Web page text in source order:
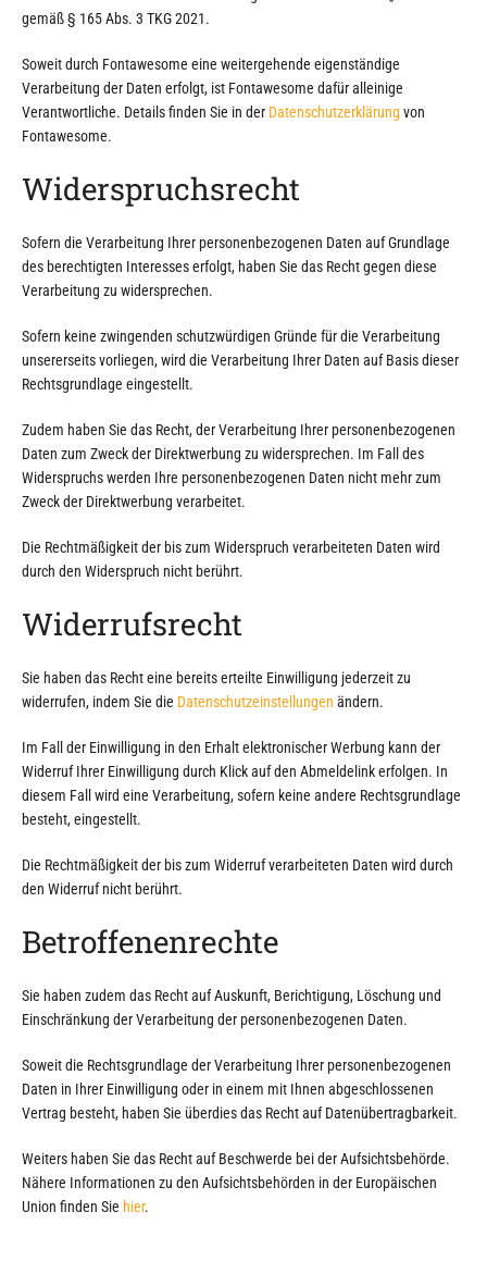
gemäß § 165 Abs. 3 TKG 2021.
Soweit durch Fontawesome eine weitergehende eigenständige
Verarbeitung der Daten erfolgt, ist Fontawesome dafür alleinige
Verantwortliche. Details finden Sie in der Datenschutzerklärung von
Fontawesome.
Widerspruchsrecht
Sofern die Verarbeitung Ihrer personenbezogenen Daten auf Grundlage
des berechtigten Interesses erfolgt, haben Sie das Recht gegen diese
Verarbeitung zu widersprechen.
Sofern keine zwingenden schutzwürdigen Gründe für die Verarbeitung
unsererseits vorliegen, wird die Verarbeitung Ihrer Daten auf Basis dieser
Rechtsgrundlage eingestellt.
Zudem haben Sie das Recht, der Verarbeitung Ihrer personenbezogenen
Daten zum Zweck der Direktwerbung zu widersprechen. Im Fall des
Widerspruchs werden Ihre personenbezogenen Daten nicht mehr zum
Zweck der Direktwerbung verarbeitet.
Die Rechtmäßigkeit der bis zum Widerspruch verarbeiteten Daten wird
durch den Widerspruch nicht berührt.
Widerrufsrecht
Sie haben das Recht eine bereits erteilte Einwilligung jederzeit zu
widerrufen, indem Sie die Datenschutzeinstellungen ändern.
Im Fall der Einwilligung in den Erhalt elektronischer Werbung kann der
Widerruf Ihrer Einwilligung durch Klick auf den Abmeldelink erfolgen. In
diesem Fall wird eine Verarbeitung, sofern keine andere Rechtsgrundlage
besteht, eingestellt.
Die Rechtmäßigkeit der bis zum Widerruf verarbeiteten Daten wird durch
den Widerruf nicht berührt.
Betroffenenrechte
Sie haben zudem das Recht auf Auskunft, Berichtigung, Löschung und
Einschränkung der Verarbeitung der personenbezogenen Daten.
Soweit die Rechtsgrundlage der Verarbeitung Ihrer personenbezogenen
Daten in Ihrer Einwilligung oder in einem mit Ihnen abgeschlossenen
Vertrag besteht, haben Sie überdies das Recht auf Datenübertragbarkeit.
Weiters haben Sie das Recht auf Beschwerde bei der Aufsichtsbehörde.
Nähere Informationen zu den Aufsichtsbehörden in der Europäischen
Union finden Sie hier.